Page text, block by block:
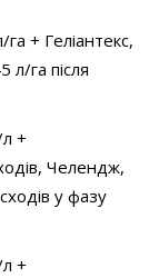
+ Геліантекс,
л/га після
+
Челендж,
у фазу
+